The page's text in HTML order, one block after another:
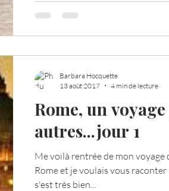
Rome, un
autres...jour 1
Me voilà rentrée de mon voyage
Rome et je voulais vous
s'est très bien...
Barbara Hocquette
13 août 2017
4 min de lecture